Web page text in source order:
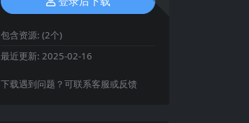
包含资源: (2个)
最近更新: 2025-02-16
下载遇到问题？可联系客服或反馈